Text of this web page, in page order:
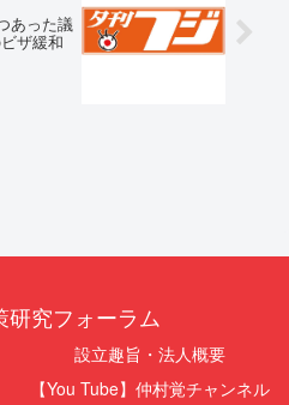
あった議
ザ緩和
研究フォーラム
設立趣旨・法人概要
【You Tube】仲村覚チャンネル